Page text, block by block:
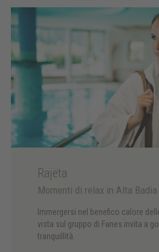
Rajëta
Momenti di relax in Alta Badia
Immergersi nel benefico calore
vista sul gruppo di Fanes invita a
tranquillità.